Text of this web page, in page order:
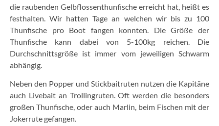
die raubenden Gelbflossenthunfische erreicht hat, heißt es
festhalten. Wir hatten Tage an welchen wir bis zu 100
Thunfische pro Boot fangen konnten. Die Größe der
Thunfische kann dabei von 5-100kg reichen. Die
Durchschnittsgröße ist immer vom jeweiligen Schwarm
abhängig.
Neben den Popper und Stickbaitruten nutzen die Kapitäne
auch Livebait an Trollingruten. Oft werden die besonders
großen Thunfische, oder auch Marlin, beim Fischen mit der
Jokerrute gefangen.